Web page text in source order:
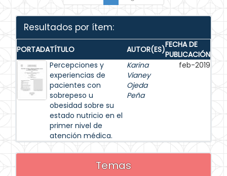
Resultados por ítem:
PORTADATÍTULO AUTOR(ES)FECHA DE
PUBLICACIÓN
Percepciones y
experiencias de
pacientes con
sobrepeso u
obesidad sobre su
estado nutricio en el
primer nivel de
atención médica.
Karina
Vianey
Ojeda
Peña
feb-2019
Temas